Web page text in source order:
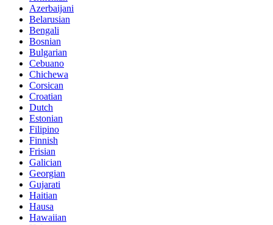
Azerbaijani
Belarusian
Bengali
Bosnian
Bulgarian
Cebuano
Chichewa
Corsican
Croatian
Dutch
Estonian
Filipino
Finnish
Frisian
Galician
Georgian
Gujarati
Haitian
Hausa
Hawaiian